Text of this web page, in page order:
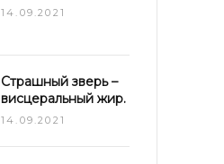
14.09.2021
Страшный зверь –
висцеральный жир.
14.09.2021